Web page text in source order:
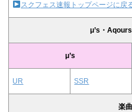
スクフェス速報トップページに戻
μ’s・
μ’s
UR SSR
楽